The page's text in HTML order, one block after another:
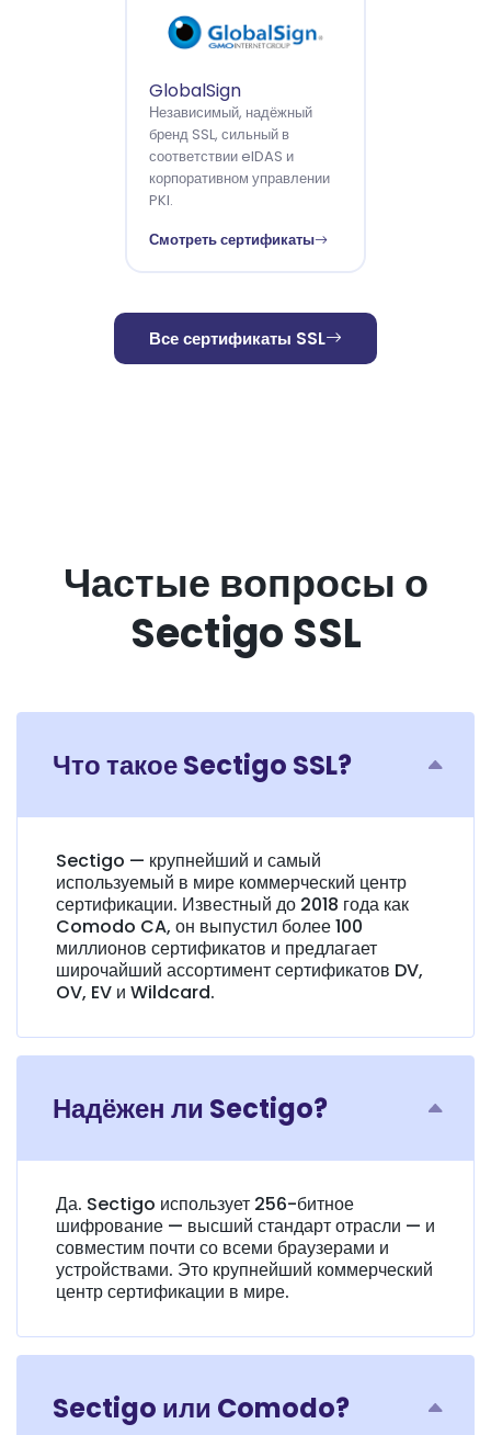
GlobalSign
Независимый, надёжный
бренд SSL, сильный в
соответствии eIDAS и
корпоративном управлении
PKI.
Смотреть сертификаты
Все сертификаты SSL
Частые вопросы о
Sectigo SSL
Что такое Sectigo SSL?
Sectigo — крупнейший и самый
используемый в мире коммерческий центр
сертификации. Известный до 2018 года как
Comodo CA, он выпустил более 100
миллионов сертификатов и предлагает
широчайший ассортимент сертификатов DV,
OV, EV и Wildcard.
Надёжен ли Sectigo?
Да. Sectigo использует 256-битное
шифрование — высший стандарт отрасли — и
совместим почти со всеми браузерами и
устройствами. Это крупнейший коммерческий
центр сертификации в мире.
Sectigo или Comodo?